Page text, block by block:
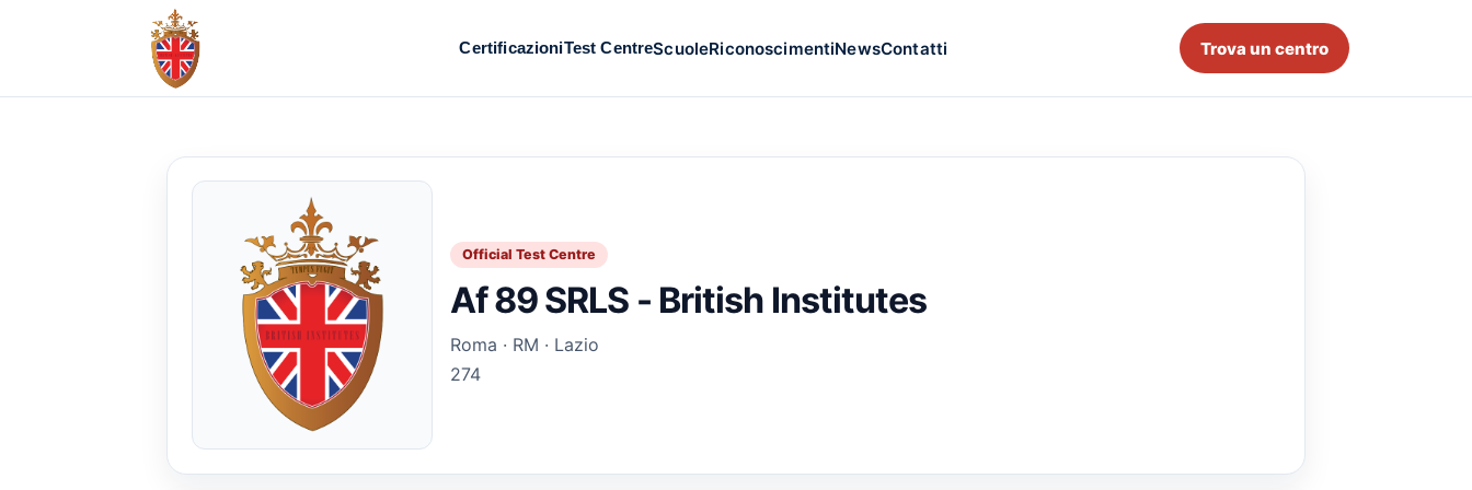
CertificazioniTest CentreScuoleRiconoscimentiNewsContatti Trova un centro
Official Test Centre
Af 89 SRLS - British Institutes
Roma · RM · Lazio
274